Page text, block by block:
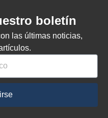
boletín
las últimas noticias,